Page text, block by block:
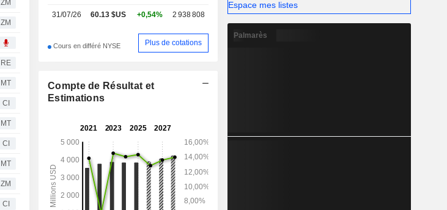
ZM
ZM
RE
MT
CI
MT
CI
MT
ZM
CI
31/07/26 60.13 $US +0,54% 2 938 808
Cours en différé NYSE Plus de cotations
Compte de Résultat et
Estimations
Espace mes listes
Palmarès